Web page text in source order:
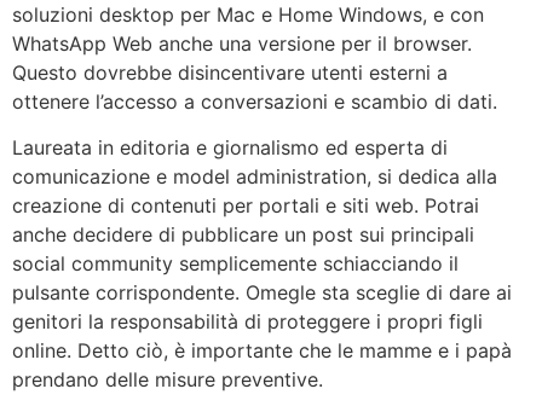
soluzioni desktop per Mac e Home Windows, e con
WhatsApp Web anche una versione per il browser.
Questo dovrebbe disincentivare utenti esterni a
ottenere l’accesso a conversazioni e scambio di dati.
Laureata in editoria e giornalismo ed esperta di
comunicazione e model administration, si dedica alla
creazione di contenuti per portali e siti web. Potrai
anche decidere di pubblicare un post sui principali
social community semplicemente schiacciando il
pulsante corrispondente. Omegle sta sceglie di dare ai
genitori la responsabilità di proteggere i propri figli
online. Detto ciò, è importante che le mamme e i papà
prendano delle misure preventive.